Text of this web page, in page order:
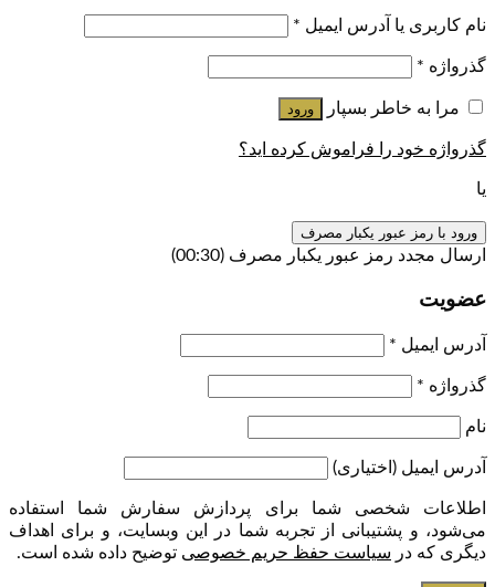
نام کاربری یا آدرس ایمیل *
گذرواژه *
مرا به خاطر بسپار ورود
گذرواژه خود را فراموش کرده اید؟
یا
ورود با رمز عبور یکبار مصرف
ارسال مجدد رمز عبور یکبار مصرف (00:
30
)
عضویت
آدرس ایمیل *
گذرواژه *
نام
آدرس ایمیل (اختیاری)
اطلاعات شخصی شما برای پردازش سفارش شما استفاده
می‌شود، و پشتیبانی از تجربه شما در این وبسایت، و برای اهداف
دیگری که در سیاست حفظ حریم خصوصی توضیح داده شده است.